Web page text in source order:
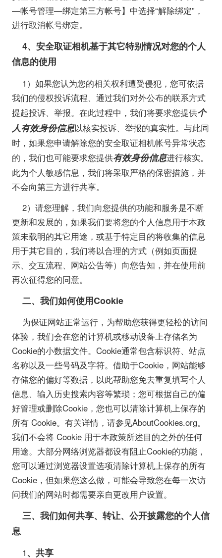
—帐号管理—绑定第三方帐号】中选择“解除绑定”，
进行取消帐号绑定。
4、安全取证相机基于其它特别情况对您的个人
信息的使用
1）如果您认为您的相关权利遭受侵犯，您可依据
我们的侵权投诉流程、通过我们对外公布的联系方式
提起投诉、举报。在此过程中，我们将要求您提供个
人有效身份信息以核实投诉、举报的真实性。与此同
时，如果您申请解除您的安全取证相机帐号异常状态
的，我们也可能要求您提供有效身份信息进行核实。
此为个人敏感信息，我们将采取严格的保密措施，并
不会向第三方进行共享。
2）请您理解，我们向您提供的功能和服务是不断
更新和发展的，如果我们要将您的个人信息用于本政
策未载明的其它用途，或基于特定目的将收集的信息
用于其它目的，我们将以合理的方式（例如页面提
示、交互流程、网站公告等）向您告知，并在使用前
再次征得您的同意。
二、我们如何使用Cookie
为保证网站正常运行，为帮助您获得更轻松的访问
体验，我们会在您的计算机或移动设备上存储名为
Cookie的小数据文件。Cookie通常包含标识符、站点
名称以及一些号码及字符。借助于Cookie，网站能够
存储您的偏好等数据，以此帮助您免去重复填写个人
信息、输入历史搜索内容等繁琐；您可根据自己的偏
好管理或删除Cookie，您也可以清除计算机上保存的
所有 Cookie。有关详情，请参见AboutCookies.org。
我们不会将 Cookie 用于本政策所述目的之外的任何
用途。大部分网络浏览器都设有阻止Cookie的功能，
您可以通过浏览器设置选项清除计算机上保存的所有
Cookie，但如果您这么做，可能会导致您在每一次访
问我们的网站时都需要亲自更改用户设置。
三、我们如何共享、转让、公开披露您的个人信
息
1 、共享